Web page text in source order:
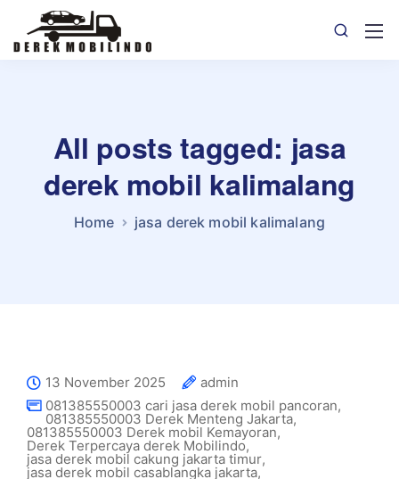
All posts tagged: jasa
derek mobil kalimalang
Home jasa derek mobil kalimalang
13 November 2025
admin
081385550003 cari jasa derek mobil pancoran,
081385550003 Derek Menteng Jakarta,
081385550003 Derek mobil Kemayoran,
Derek Terpercaya derek Mobilindo,
jasa derek mobil cakung jakarta timur,
jasa derek mobil casablangka jakarta,